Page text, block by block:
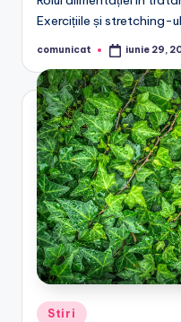
Exercițiile și stretching-
Posted
comunicat iunie 29,
Posted
Stiri